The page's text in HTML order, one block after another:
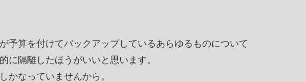
予算を付けてバックアップしているあらゆるものについて
に隔離したほうがいいと思います。
かなっていませんから。